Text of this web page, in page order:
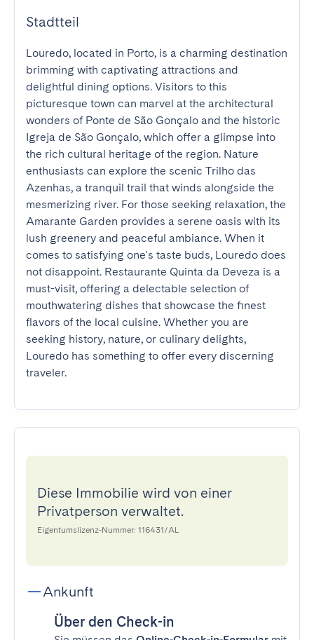
Stadtteil
Louredo, located in Porto, is a charming destination
brimming with captivating attractions and
delightful dining options. Visitors to this
picturesque town can marvel at the architectural
wonders of Ponte de São Gonçalo and the historic
Igreja de São Gonçalo, which offer a glimpse into
the rich cultural heritage of the region. Nature
enthusiasts can explore the scenic Trilho das
Azenhas, a tranquil trail that winds alongside the
mesmerizing river. For those seeking relaxation, the
Amarante Garden provides a serene oasis with its
lush greenery and peaceful ambiance. When it
comes to satisfying one's taste buds, Louredo does
not disappoint. Restaurante Quinta da Deveza is a
must-visit, offering a delectable selection of
mouthwatering dishes that showcase the finest
flavors of the local cuisine. Whether you are
seeking history, nature, or culinary delights,
Louredo has something to offer every discerning
traveler.
Diese Immobilie wird von einer
Privatperson verwaltet.
Eigentumslizenz-Nummer: 116431/AL
Ankunft
Über den Check-in